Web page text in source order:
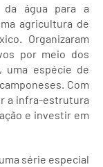
da água para a
agricultura de
Organizaram
por meio dos
uma espécie de
Com
a infra-estrutura
e investir em
série especial